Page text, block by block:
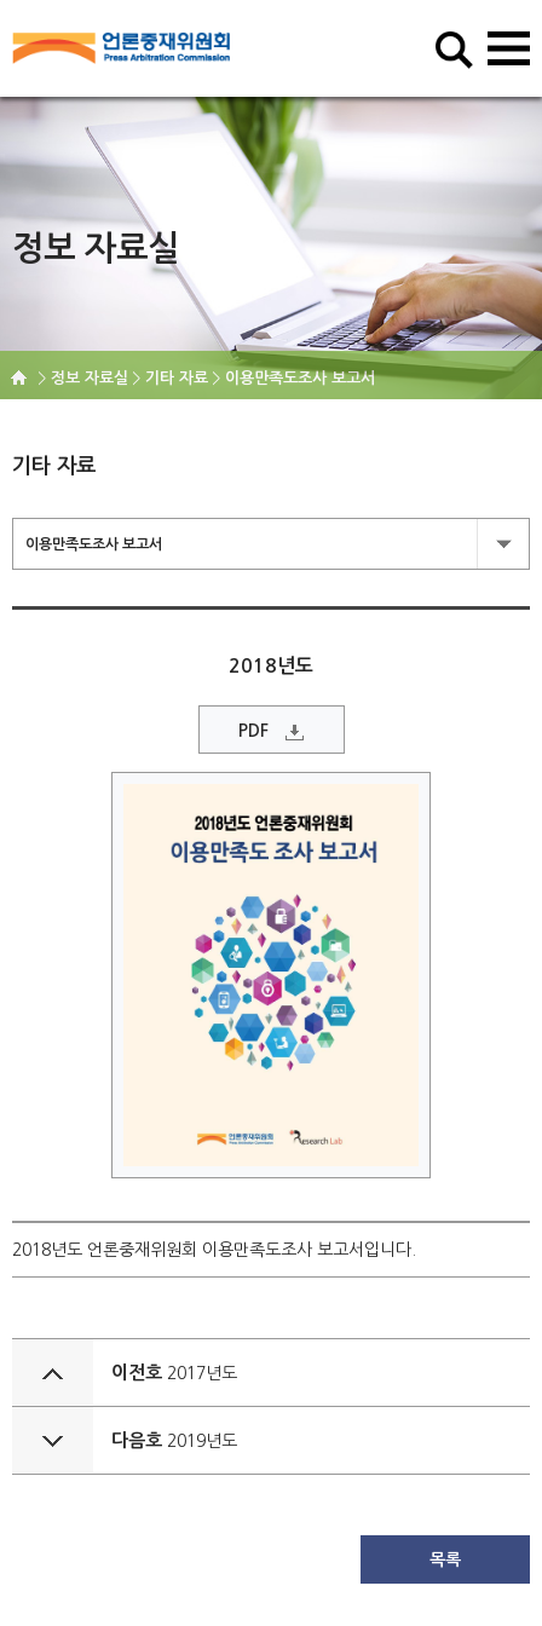
정보 자료실
정보 자료실 기타 자료 이용만족도조사 보고서
기타 자료
이용만족도조사 보고서
2018년도
PDF
2018년도 언론중재위원회 이용만족도조사 보고서입니다.
이전호 2017년도
다음호 2019년도
목록